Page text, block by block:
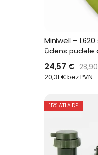
Miniwell –
ūdens pudele
24,57 €
20,31 €bez PVN
15% ATLAIDE